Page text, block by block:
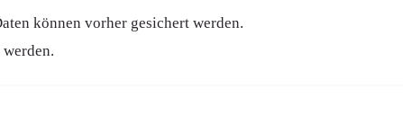
können vorher gesichert werden.